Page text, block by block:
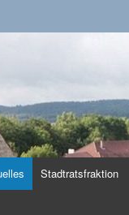
Stadtratsfraktion